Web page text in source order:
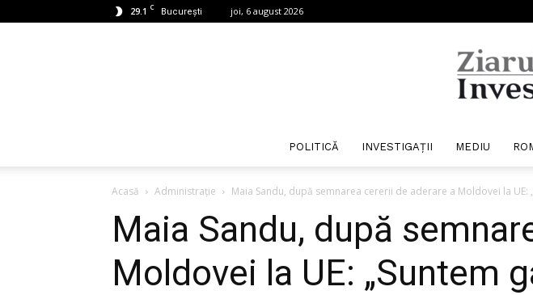
29.1 C București joi, 6 august 2026
POLITICĂ INVESTIGAȚII MEDIU
Acasă Administrație Maia Sandu, după semnarea cererii de aderare a Moldovei la UE:
Maia Sandu, după
Moldovei la UE: „Suntem